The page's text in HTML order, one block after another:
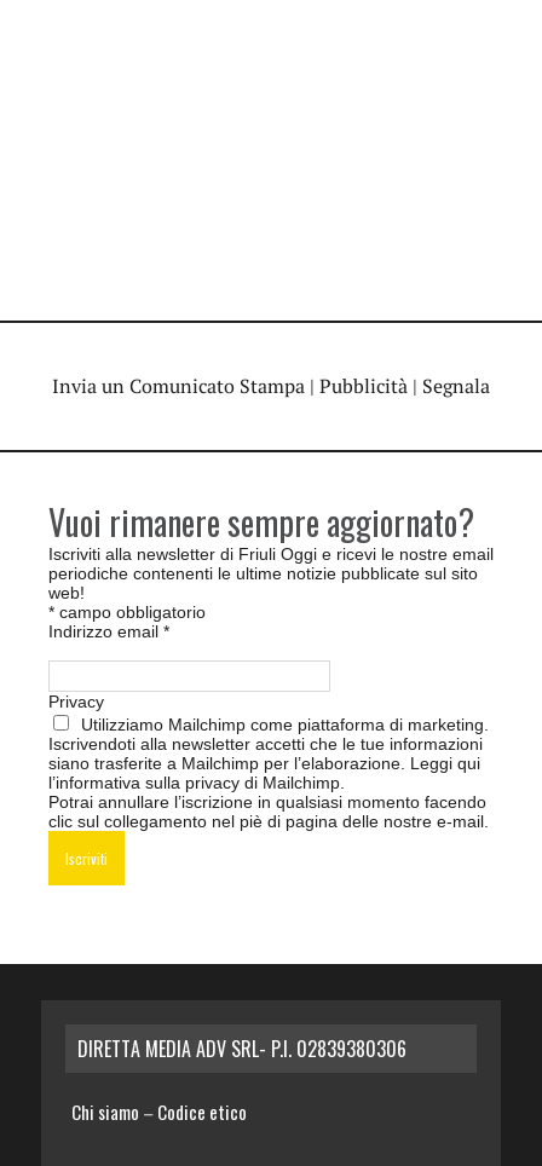
Invia un Comunicato Stampa | Pubblicità | Segnala
Vuoi rimanere sempre aggiornato?
Iscriviti alla newsletter di Friuli Oggi e ricevi le nostre email
periodiche contenenti le ultime notizie pubblicate sul sito
web!
* campo obbligatorio
Indirizzo email *
Privacy
Utilizziamo Mailchimp come piattaforma di marketing.
Iscrivendoti alla newsletter accetti che le tue informazioni
siano trasferite a Mailchimp per l’elaborazione. Leggi qui
l’informativa sulla privacy di Mailchimp
Potrai annullare l’iscrizione in qualsiasi momento facendo
clic sul collegamento nel piè di pagina delle nostre e-mail.
DIRETTA MEDIA ADV SRL- P.I. 02839380306
Chi siamo – Codice etico